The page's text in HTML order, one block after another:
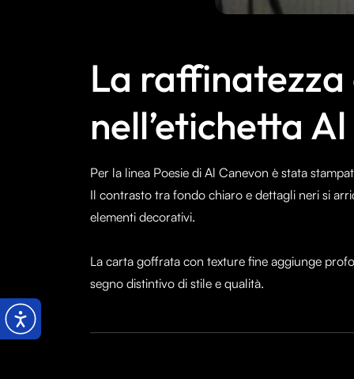
La raffinatezza
nell’etichetta
Per la linea Poesie di Al Canevon è stata
Il contrasto tra fondo chiaro e dettagli neri si
elementi decorativi.
La carta goffrata con texture fine aggiunge
segno distintivo di stile e qualità.